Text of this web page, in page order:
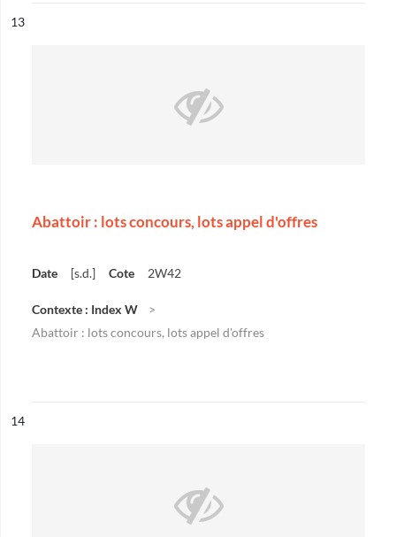
n°
13
Abattoir : lots concours, lots appel d'offres
Date [s.d.] Cote 2W42
Contexte : Index W
Abattoir : lots concours, lots appel d'offres
n°
14